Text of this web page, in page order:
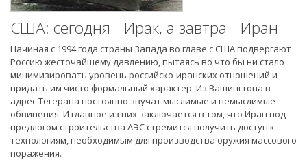
США: сегодня - Ирак, а завтра - Иран
Начиная с 1994 года страны Запада во главе с США подвергают
Россию жесточайшему давлению, пытаясь во что бы ни стало
минимизировать уровень российско-иранских отношений и
придать им чисто формальный характер. Из Вашингтона в
адрес Тегерана постоянно звучат мыслимые и немыслимые
обвинения. И главное из них заключается в том, что Иран под
предлогом строительства АЭС стремится получить доступ к
технологиям, необходимым для производства оружия массового
поражения.